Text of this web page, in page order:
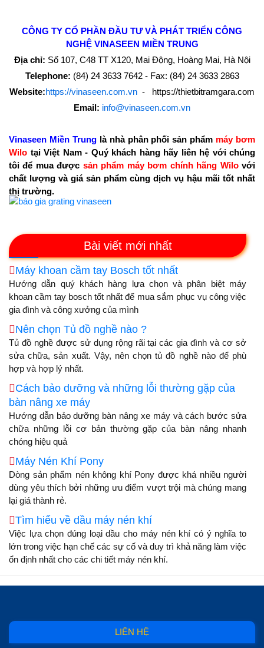
Bài viết mới nhất
Máy khoan cầm tay Bosch tốt nhất
Hướng dẫn quý khách hàng lựa chọn và phân biệt máy
khoan cầm tay bosch tốt nhất để mua sắm phục vụ công việc
gia đình và công xưởng của mình
Nên chọn Tủ đồ nghề nào ?
Tủ đồ nghề được sử dụng rộng rãi tại các gia đình và cơ sở
sửa chữa, sản xuất. Vậy, nên chọn tủ đồ nghề nào để phù
hợp và hợp lý nhất.
Cách bảo dưỡng và những lỗi thường gặp của
bàn nâng xe máy
Hướng dẫn bảo dưỡng bàn nâng xe máy và cách bước sửa
chữa những lỗi cơ bản thường gặp của bàn nâng nhanh
chóng hiệu quả
Máy Nén Khí Pony
Dòng sản phẩm nén không khí Pony được khá nhiều người
dùng yêu thích bởi những ưu điểm vượt trội mà chúng mang
lại giá thành rẻ.
Tìm hiểu về dầu máy nén khí
Việc lựa chọn đúng loại dầu cho máy nén khí có ý nghĩa to
lớn trong việc hạn chế các sự cố và duy trì khả năng làm việc
ổn định nhất cho các chi tiết máy nén khí.
CÔNG TY CỔ PHẦN ĐẦU TƯ VÀ PHÁT TRIỂN CÔNG
NGHỆ VINASEEN MIỀN TRUNG
Địa chỉ: Số 107, C48 TT X120, Mai Động, Hoàng Mai, Hà Nội
Telephone: (84) 24 3633 7642 - Fax: (84) 24 3633 2863
Website:https://vinaseen.com.vn - https://thietbitramgara.com
Email: info@vinaseen.com.vn
Vinaseen Miền Trunglà nhà phân phối sản phẩm máy bơm
Wilo tại Việt Nam - Quý khách hàng hãy liên hệ với chúng
tôi để mua được sản phẩm máy bơm chính hãng Wilovới
chất lượng và giá sản phẩm cùng dịch vụ hậu mãi tốt nhất
thị trường.
LIÊN HỆ